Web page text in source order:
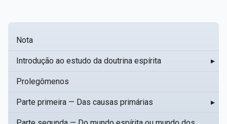
Nota
Introdução ao estudo da doutrina espírita ▸
Prolegômenos
Parte primeira — Das causas primárias ▸